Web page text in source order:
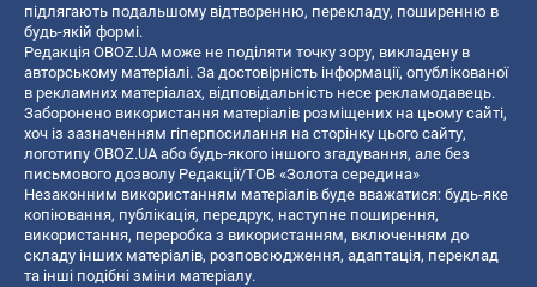
підлягають подальшому відтворенню, перекладу, поширенню в
будь-якій формі.
Редакція OBOZ.UA може не поділяти точку зору, викладену в
авторському матеріалі. За достовірність інформації, опублікованої
в рекламних матеріалах, відповідальність несе рекламодавець.
Заборонено використання матеріалів розміщених на цьому сайті,
хоч із зазначенням гіперпосилання на сторінку цього сайту,
логотипу OBOZ.UA або будь-якого іншого згадування, але без
письмового дозволу Редакції/ТОВ «Золота середина»
Незаконним використанням матеріалів буде вважатися: будь-яке
копiювання, публiкацiя, передрук, наступне поширення,
використання, переробка з використанням, включенням до
складу інших матеріалів, розповсюдження, адаптація, переклад
та інші подібні зміни матеріалу.